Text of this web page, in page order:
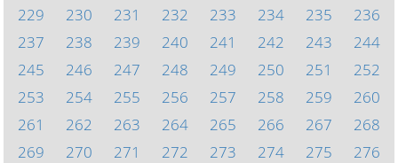
229
230 231 232 233 234 235
236
237
238 239 240 241 242 243
244
245
246 247 248 249 250 251
252
253
254 255 256 257 258 259
260
261
262 263 264 265 266 267
268
269
270 271 272 273 274 275
276